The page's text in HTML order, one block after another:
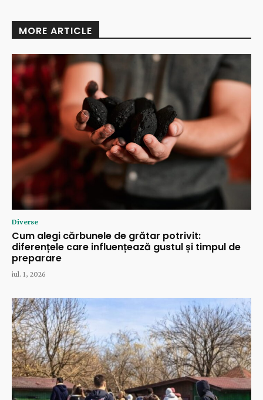
MORE ARTICLE
Diverse
Cum alegi cărbunele de grătar potrivit:
diferențele care influențează gustul și timpul de
preparare
iul. 1, 2026